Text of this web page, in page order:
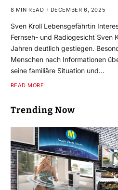
8 MIN READ DECEMBER 6, 2025
Sven Kroll Lebensgefährtin
Fernseh- und Radiogesicht Sven
Jahren deutlich gestiegen.
Menschen nach Informationen
seine familiäre Situation und…
READ MORE
Trending Now